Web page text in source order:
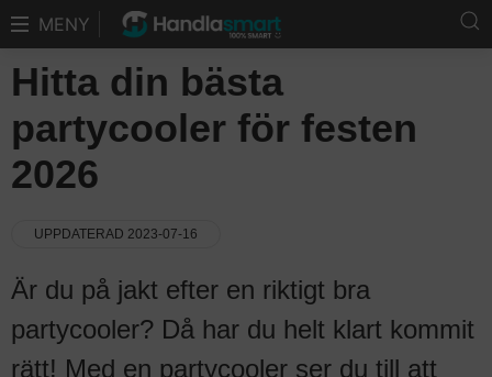
MENY
Hitta din bästa
partycooler för festen
2026
UPPDATERAD 2023-07-16
Är du på jakt efter en riktigt bra
partycooler? Då har du helt klart kommit
rätt! Med en partycooler ser du till att